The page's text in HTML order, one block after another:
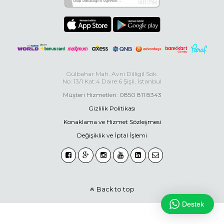
Gülbahar Mah. Avni Dilligil Sok.
No: 13/1 Kat:4 Daire:6 Şişli, İstanbul
Müşteri Hizmetleri: 0850 811 8343
Gizlilik Politikası
Konaklama ve Hizmet Sözleşmesi
Değişiklik ve İptal İşlemi
Back to top
Destek